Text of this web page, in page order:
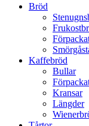
Bröd
Kaffebröd
Bullar
Kransar
Längder